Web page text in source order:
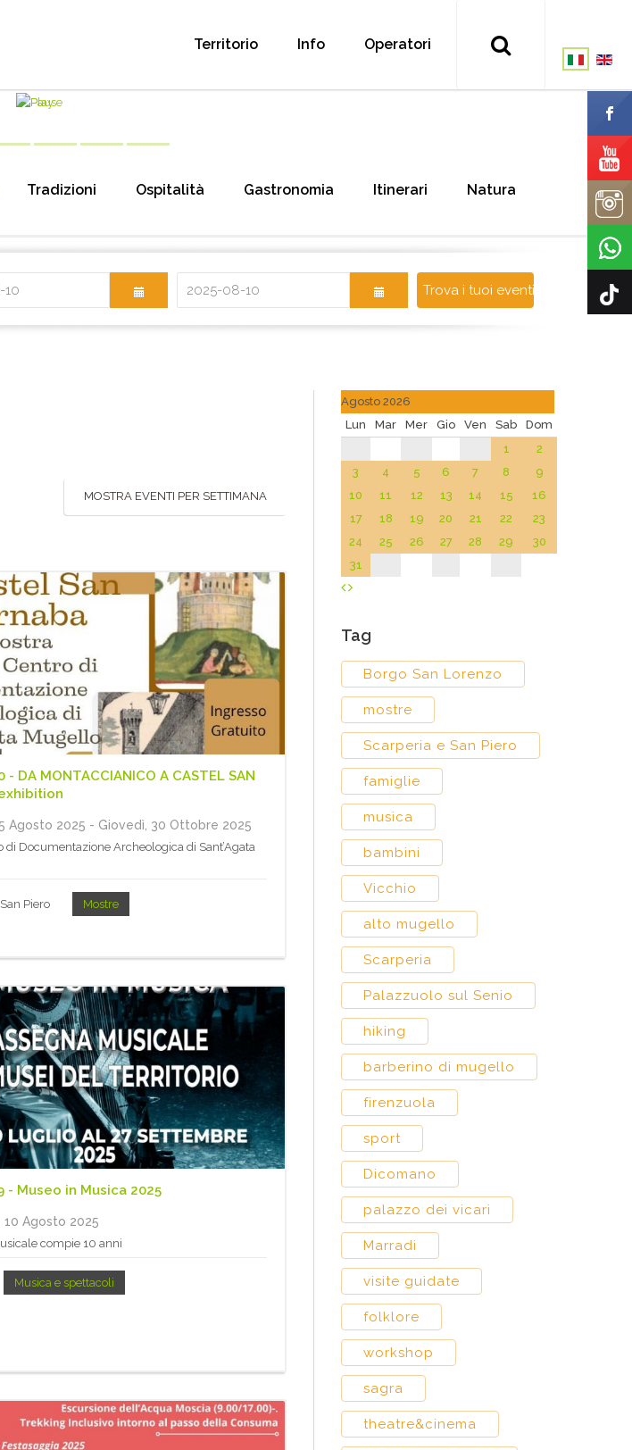
Territorio Info Operatori
Tradizioni Ospitalità Gastronomia Itinerari Natura
Trova i tuoi eventi!
MOSTRA EVENTI PER SETTIMANA
DA MONTACCIANICO A CASTEL SAN
Agosto 2025 - Giovedì, 30 Ottobre 2025
di Documentazione Archeologica di Sant’Agata
Piero Mostre
- Museo in Musica 2025
10 Agosto 2025
compie 10 anni
Musica e spettacoli
Agosto 2026
Lun
Mar Mer Gio Ven Sab
Dom
1
2
3
4 5 6 7 8
9
10
11 12 13 14 15
16
17
18 19 20 21 22
23
24
25 26 27 28 29
30
31
Tag
Borgo San Lorenzo
mostre
Scarperia e San Piero
famiglie
musica
bambini
Vicchio
alto mugello
Scarperia
Palazzuolo sul Senio
hiking
barberino di mugello
firenzuola
sport
Dicomano
palazzo dei vicari
Marradi
visite guidate
folklore
workshop
sagra
theatre&cinema